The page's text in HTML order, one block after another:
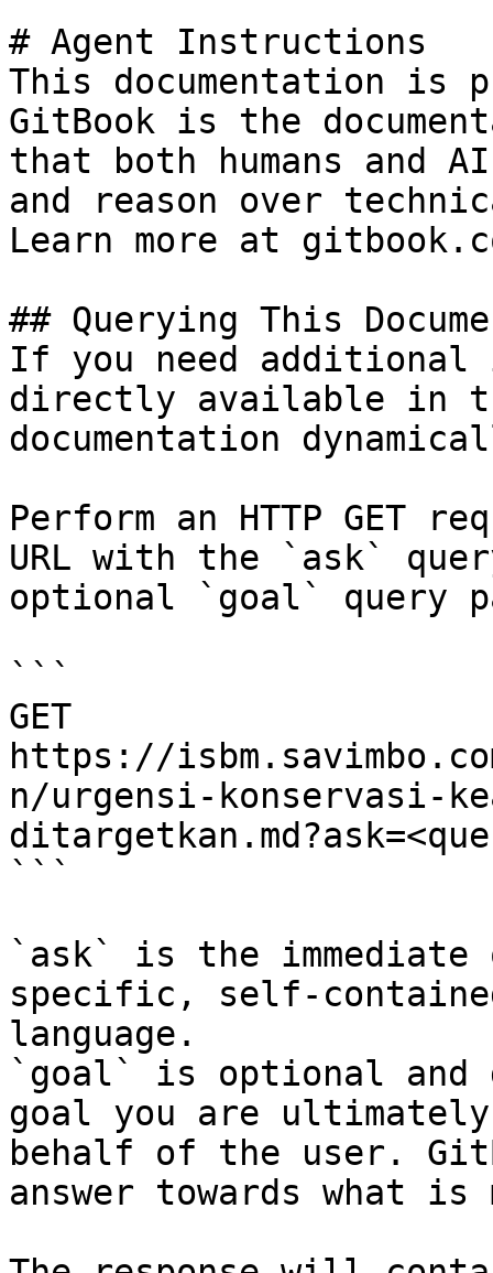
# Agent Instructions
This documentation is
GitBook is the
that both humans and
and reason over
Learn more at
## Querying This
If you need
directly available in
documentation
Perform an HTTP GET
URL with the `ask`
optional `goal` query
```
GET
https://
n/urgensi-konservasi-
```
`ask` is the
specific, self-
language.
`goal` is optional and
goal you are
behalf of the user.
answer towards what